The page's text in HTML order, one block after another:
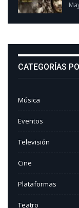
CATEGORÍAS
Música
Eventos
Televisión
Cine
Plataformas
Teatro